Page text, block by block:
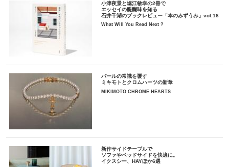
小津夜景と堀江敏幸の2冊で
エッセイの醍醐味を知る
石井千湖のブックレビュー「本のみずうみ」vol.18
What Will You Read Next ?
パールの常識を覆す
ミキモトとクロムハーツの新章
MIKIMOTO CHROME HEARTS
新作サイドテーブルで
ソファやベッドサイドを快適に。
イクスシー、HAYほか6選